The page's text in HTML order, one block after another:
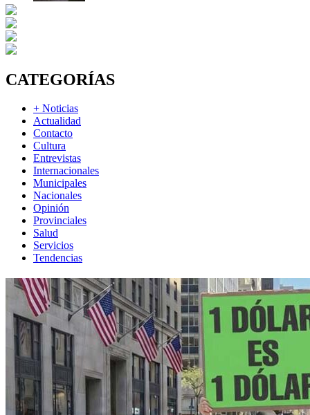
CATEGORÍAS
+ Noticias
Actualidad
Contacto
Cultura
Entrevistas
Internacionales
Municipales
Nacionales
Opinión
Provinciales
Salud
Servicios
Tendencias